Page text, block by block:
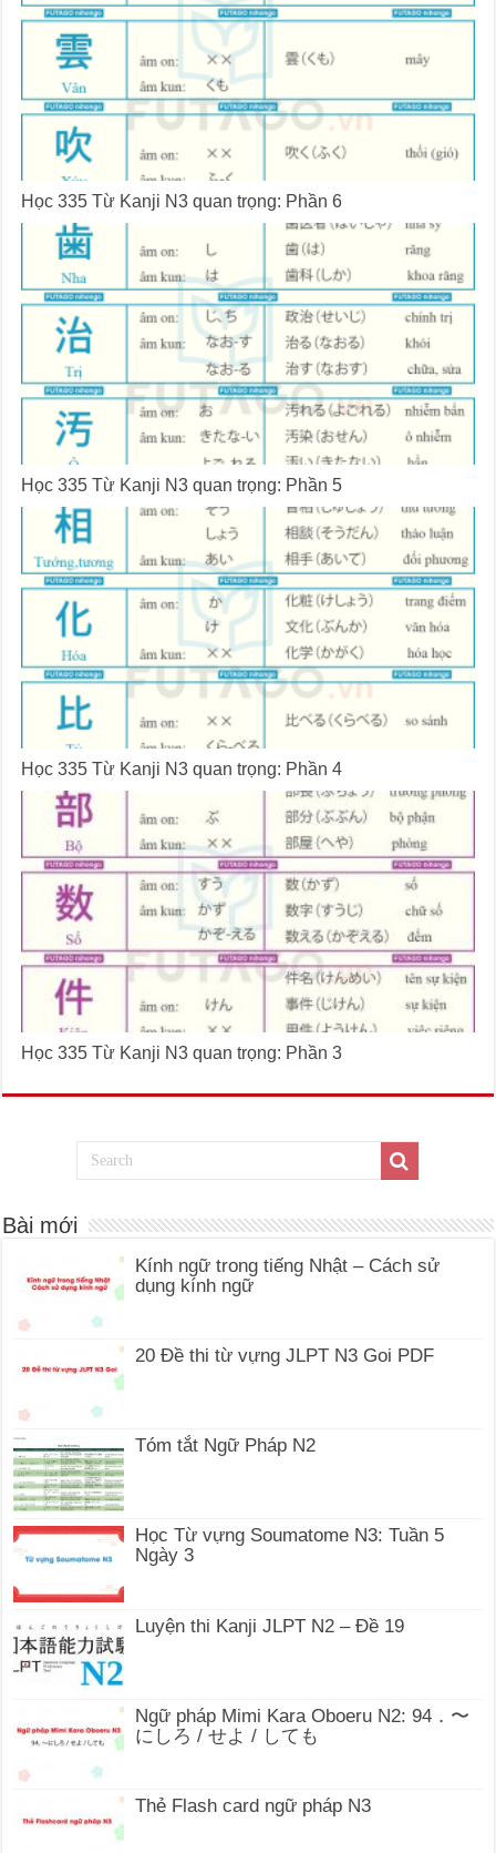
Học 335 Từ Kanji N3 quan trọng: Phần 6
Học 335 Từ Kanji N3 quan trọng: Phần 5
Học 335 Từ Kanji N3 quan trọng: Phần 4
Học 335 Từ Kanji N3 quan trọng: Phần 3
Bài mới
Kính ngữ trong tiếng Nhật – Cách sử
dụng kính ngữ
20 Đề thi từ vựng JLPT N3 Goi PDF
Tóm tắt Ngữ Pháp N2
Học Từ vựng Soumatome N3: Tuần 5
Ngày 3
Luyện thi Kanji JLPT N2 – Đề 19
Ngữ pháp Mimi Kara Oboeru N2: 94．〜
にしろ / せよ / しても
Thẻ Flash card ngữ pháp N3